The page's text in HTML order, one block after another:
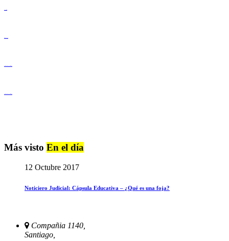
Más visto En el día
12 Octubre 2017
Noticiero Judicial: Cápsula Educativa – ¿Qué es una foja?
Compañia 1140,
Santiago,